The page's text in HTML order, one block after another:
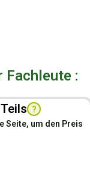
Fachleute :
?
Seite, um den Preis